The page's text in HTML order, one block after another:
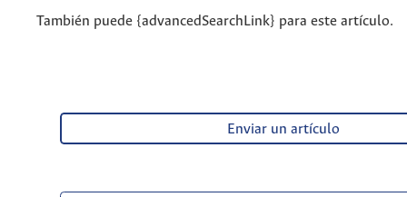
También puede {advancedSearchLink} para este artículo.
Enviar un artículo